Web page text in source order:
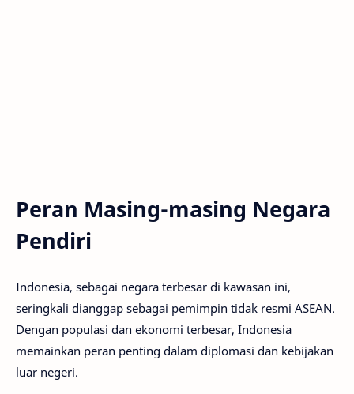
Peran Masing-masing Negara
Pendiri
Indonesia, sebagai negara terbesar di kawasan ini,
seringkali dianggap sebagai pemimpin tidak resmi ASEAN.
Dengan populasi dan ekonomi terbesar, Indonesia
memainkan peran penting dalam diplomasi dan kebijakan
luar negeri.